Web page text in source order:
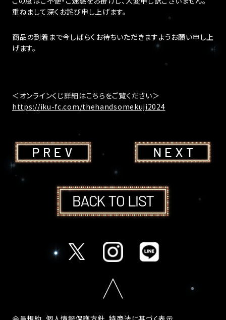
重ねまして深くお詫び申し上げます。
商品の到着まで今しばらくお待ちいただきますようお願い申し上
げます。
＜オンラインくじ詳細はこちらをご覧ください＞
https://iku-fc.com/thehandsomekuji2024